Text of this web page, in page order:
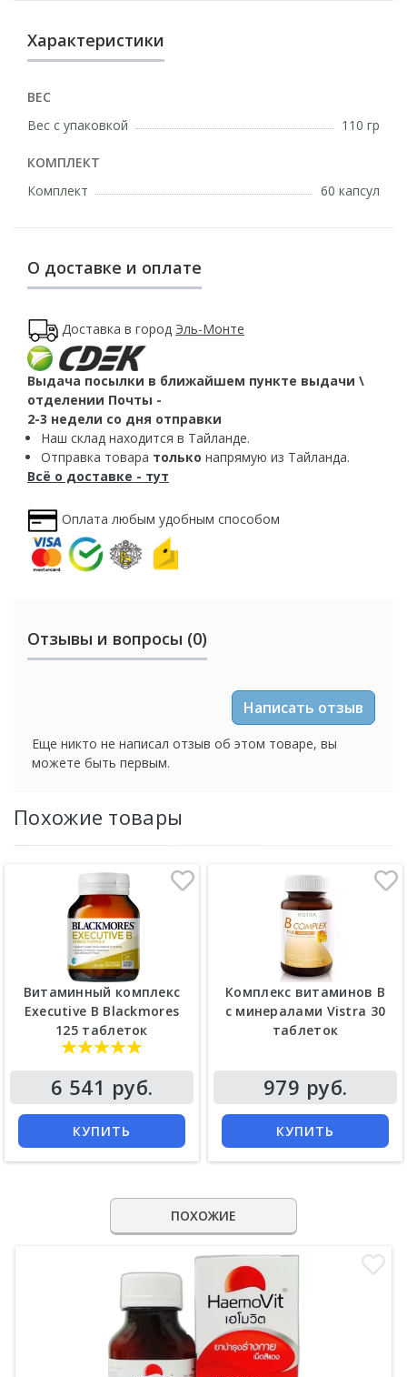
Характеристики
ВЕС
Вес с упаковкой
110 гр
КОМПЛЕКТ
Комплект
60 капсул
О доставке и оплате
Доставка в город Эль-Монте
Выдача посылки в ближайшем пункте выдачи \
отделении Почты -
2-3 недели со дня отправки
Наш склад находится в Тайланде.
Отправка товара только напрямую из Тайланда.
Всё о доставке - тут
Оплата любым удобным способом
Отзывы и вопросы (0)
Написать отзыв
Еще никто не написал отзыв об этом товаре, вы
можете быть первым.
Похожие товары
Витаминный комплекс
Executive B Blackmores
125 таблеток
6 541 руб.
КУПИТЬ
Комплекс витаминов B
с минералами Vistra 30
таблеток
979 руб.
КУПИТЬ
ПОХОЖИЕ